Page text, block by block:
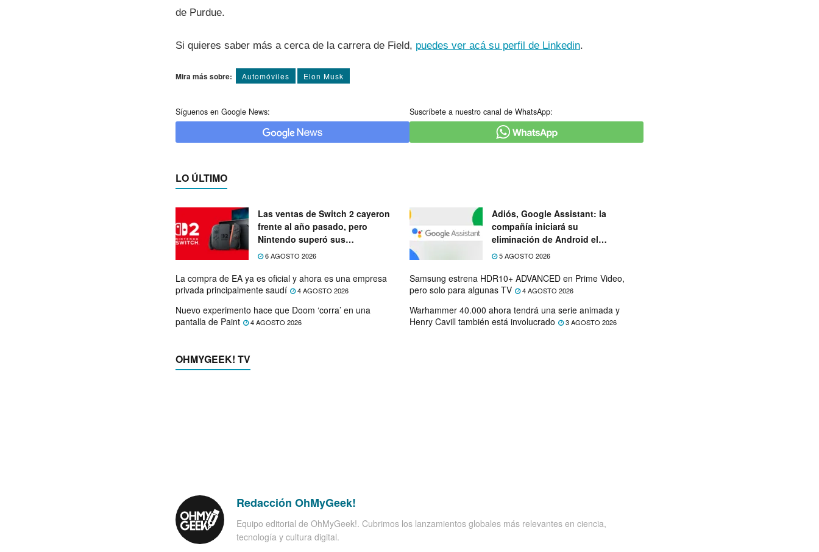
de Purdue.
Si quieres saber más a cerca de la carrera de Field, puedes ver acá su perfil de Linkedin.
Mira más sobre: Automóviles Elon Musk
Síguenos en Google News: Suscríbete a nuestro canal de WhatsApp:
LO ÚLTIMO
Las ventas de Switch 2 cayeron
frente al año pasado, pero
Nintendo superó sus
expectativas
6 AGOSTO 2026
Adiós, Google Assistant: la
compañía iniciará su
eliminación de Android el
próximo mes
5 AGOSTO 2026
La compra de EA ya es oficial y ahora es una empresa
privada principalmente saudí
4 AGOSTO 2026
Samsung estrena HDR10+ ADVANCED en Prime Video,
pero solo para algunas TV
4 AGOSTO 2026
Nuevo experimento hace que Doom ‘corra’ en una
pantalla de Paint
4 AGOSTO 2026
Warhammer 40.000 ahora tendrá una serie animada y
Henry Cavill también está involucrado
3 AGOSTO 2026
OHMYGEEK! TV
Redacción OhMyGeek!
Equipo editorial de OhMyGeek!. Cubrimos los lanzamientos globales más relevantes en ciencia,
tecnología y cultura digital.